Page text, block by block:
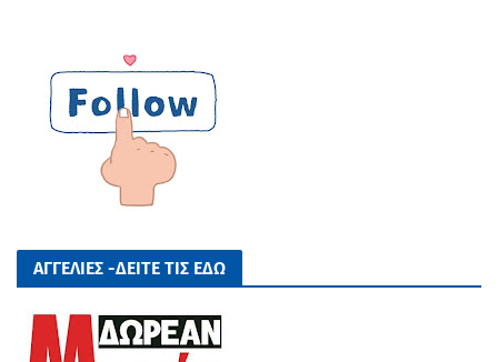
ΑΓΓΕΛΙΕΣ -ΔΕΙΤΕ ΤΙΣ ΕΔΩ